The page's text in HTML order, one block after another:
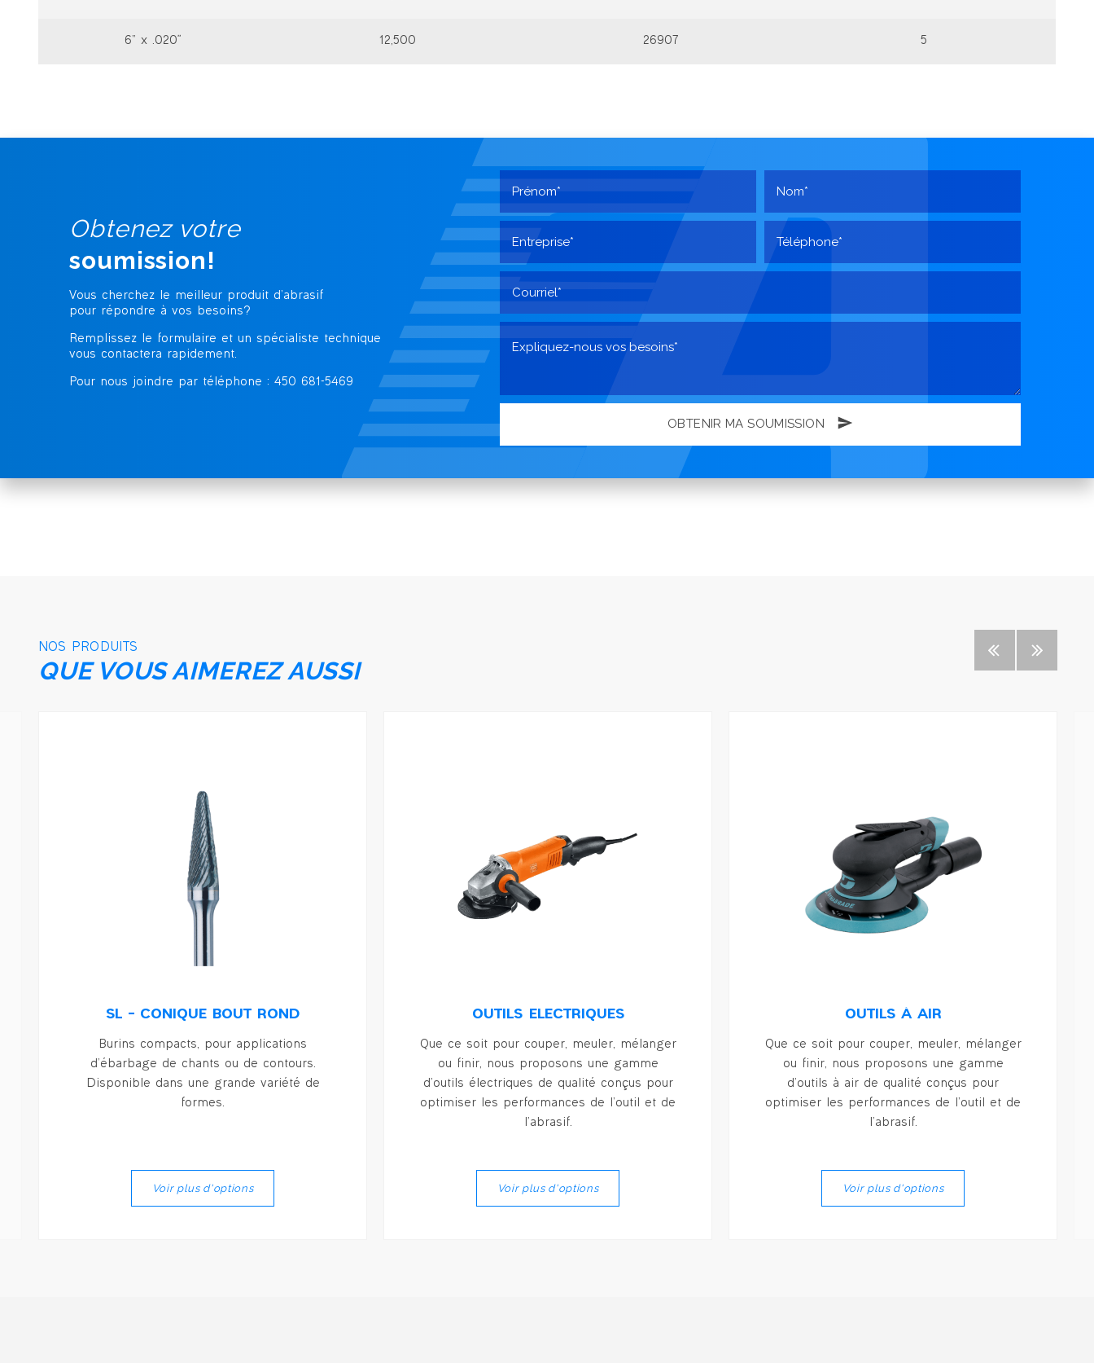
6” x .020" 12,500 26907 5
Obtenez votre
soumission!
Vous cherchez le meilleur produit d’abrasif
pour répondre à vos besoins?
Remplissez le formulaire et un spécialiste technique
vous contactera rapidement.
Pour nous joindre par téléphone : 450 681-5469
OBTENIR MA SOUMISSION
NOS PRODUITS
QUE VOUS AIMEREZ AUSSI
SL – CONIQUE BOUT ROND
Burins compacts, pour applications
d’ébarbage de chants ou de contours.
Disponible dans une grande variété de
formes.
Voir plus d'options
OUTILS ÉLECTRIQUES
Que ce soit pour couper, meuler, mélanger
ou finir, nous proposons une gamme
d’outils électriques de qualité conçus pour
optimiser les performances de l’outil et de
l’abrasif.
Voir plus d'options
OUTILS À AIR
Que ce soit pour couper, meuler, mélanger
ou finir, nous proposons une gamme
d’outils à air de qualité conçus pour
optimiser les performances de l’outil et de
l’abrasif.
Voir plus d'options